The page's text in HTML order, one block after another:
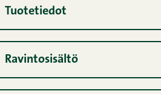
Tuotetiedot
Ravintosisältö